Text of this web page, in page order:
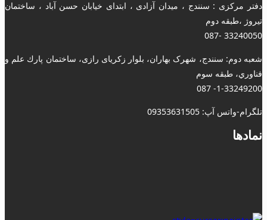
دفتر مرکزی : سنندج ، میدان آزادی ، ابتدای خیابان حسن آباد ، ساختمان
تیروژ ،طبقه دوم
33240050 -087
شعبه دوم: سنندج، شهرک بهاران، بلوار زکریای رازی، ساختمان پارك علم و
فناوري، طبقه سوم
1-33249200- 087
تلگرام-واتس آپ: 09353631505
نمادها